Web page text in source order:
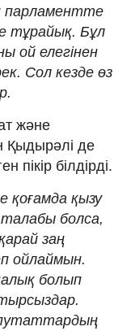
парламентте
тұрайық. Бұл
ой елегінен
Сол кезде өз
және
Қыдырәлі де
пікір білдірді.
қоғамда қызу
болса,
заң
ойлаймын.
болып